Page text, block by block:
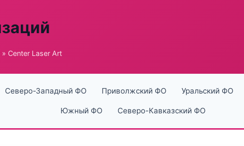
» Center Laser Art
Северо-Западный ФО Приволжский ФО Уральский ФО
Южный ФО Северо-Кавказский ФО